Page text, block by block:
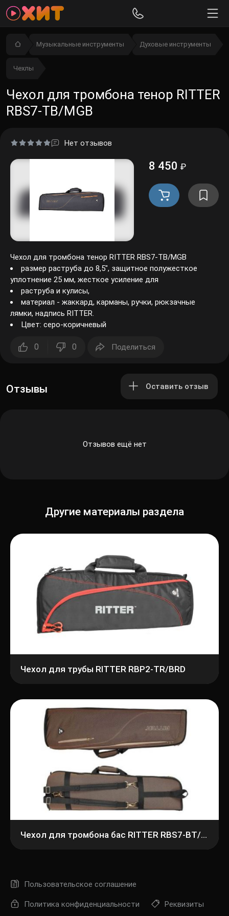
Музыкальные инструменты Духовые инструменты
Чехлы
Чехол для тромбона тенор RITTER
RBS7-TB/MGB
Нет отзывов
8 450 ₽
Чехол для тромбона тенор RITTER RBS7-TB/MGB
размер раструба до 8,5", защитное полужесткое
уплотнение 25 мм, жесткое усиление для
раструба и кулисы,
материал - жаккард, карманы, ручки, рюкзачные
лямки, надпись RITTER.
Цвет: серо-коричневый
0 0 Поделиться
Отзывы Оставить отзыв
Отзывов ещё нет
Другие материалы раздела
Чехол для трубы RITTER RBP2-TR/BRD
Чехол для тромбона бас RITTER RBS7-BT/BDT
Пользовательское соглашение
Политика конфиденциальности Реквизиты